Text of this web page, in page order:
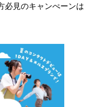
必見のキャンぺーンは